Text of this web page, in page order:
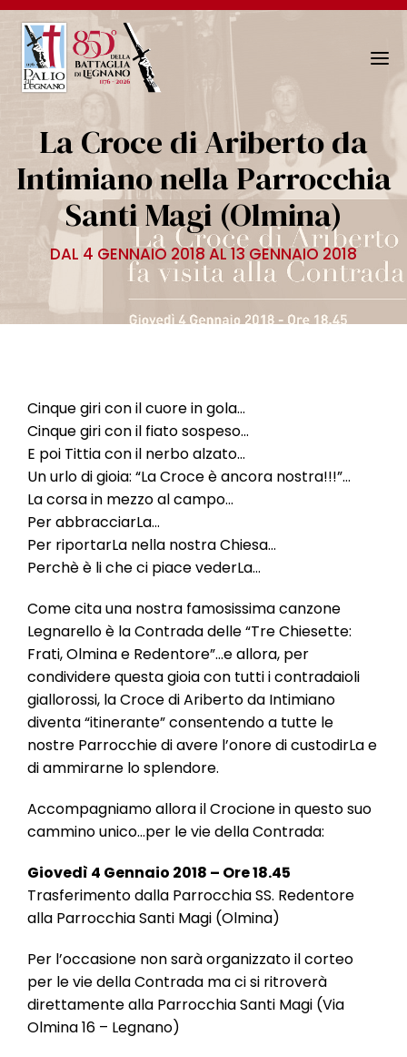
N
a
a
z
o
n
e
La Croce di Ariberto da
Intimiano nella Parrocchia
Santi Magi (Olmina)
DAL 4 GENNAIO 2018 AL 13 GENNAIO 2018
Cinque giri con il cuore in gola…
Cinque giri con il fiato sospeso…
E poi Tittia con il nerbo alzato…
Un urlo di gioia: “La Croce è ancora nostra!!!”…
La corsa in mezzo al campo…
Per abbracciarLa…
Per riportarLa nella nostra Chiesa…
Perchè è li che ci piace vederLa…
Come cita una nostra famosissima canzone
Legnarello è la Contrada delle “Tre Chiesette:
Frati, Olmina e Redentore”…e allora, per
condividere questa gioia con tutti i contradaioli
giallorossi, la Croce di Ariberto da Intimiano
diventa “itinerante” consentendo a tutte le
nostre Parrocchie di avere l’onore di custodirLa e
di ammirarne lo splendore.
Accompagniamo allora il Crocione in questo suo
cammino unico…per le vie della Contrada:
Giovedì 4 Gennaio 2018 – Ore 18.45
Trasferimento dalla Parrocchia SS. Redentore
alla Parrocchia Santi Magi (Olmina)
Per l’occasione non sarà organizzato il corteo
per le vie della Contrada ma ci si ritroverà
direttamente alla Parrocchia Santi Magi (Via
Olmina 16 – Legnano)